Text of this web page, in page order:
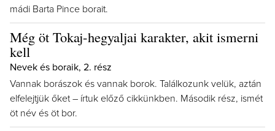
mádi Barta Pince borait.
Még öt Tokaj-hegyaljai karakter, akit ismerni
kell
Nevek és boraik, 2. rész
Vannak borászok és vannak borok. Találkozunk velük, aztán
elfelejtjük őket – írtuk előző cikkünkben. Második rész, ismét
öt név és öt bor.